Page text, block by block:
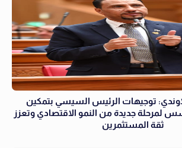
توجيهات الرئيس السيسي بتمكين
لمرحلة جديدة من النمو الاقتصادي وتعزز
ثقة المستثمرين